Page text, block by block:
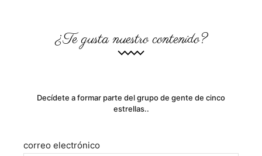
¿Te gusta nuestro contenido?
Decídete a formar parte del grupo de gente de cinco
estrellas..
correo electrónico